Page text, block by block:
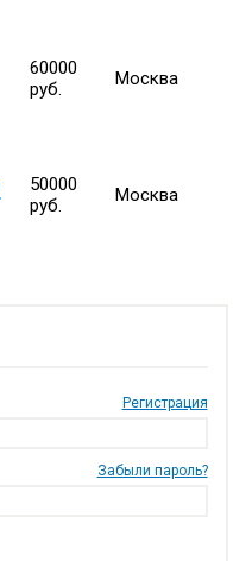
60000
руб.
Москва
50000
руб.
Москва
Регистрация
Забыли пароль?